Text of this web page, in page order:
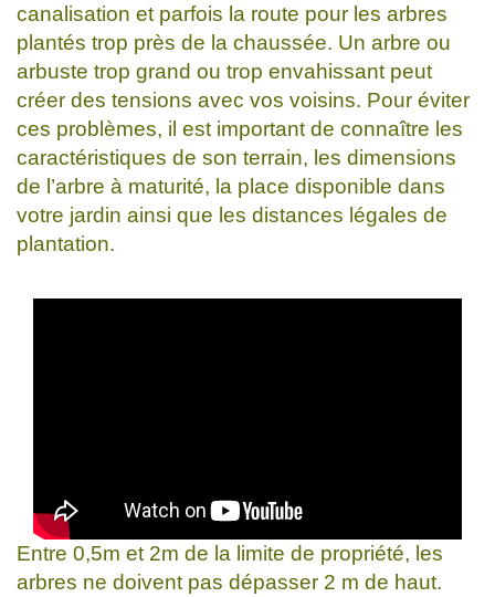
canalisation et parfois la route pour les arbres
plantés trop près de la chaussée. Un arbre ou
arbuste trop grand ou trop envahissant peut
créer des tensions avec vos voisins. Pour éviter
ces problèmes, il est important de connaître les
caractéristiques de son terrain, les dimensions
de l’arbre à maturité, la place disponible dans
votre jardin ainsi que les distances légales de
plantation.
Entre 0,5m et 2m de la limite de propriété, les
arbres ne doivent pas dépasser 2 m de haut.